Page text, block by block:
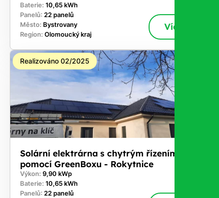
Baterie: 10,65 kWh
Panelů: 22 panelů
Město: Bystrovany
Region: Olomoucký kraj
Více
Realizováno 02/2025
Solární elektrárna s chytrým řízením
pomocí GreenBoxu - Rokytnice
Výkon: 9,90 kWp
Baterie: 10,65 kWh
Panelů: 22 panelů